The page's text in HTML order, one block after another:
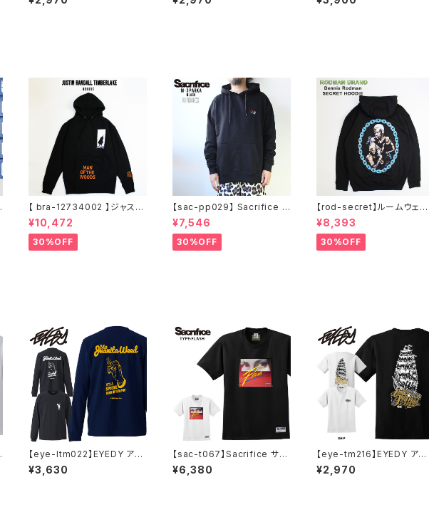
ーブTシャツ 大きいサイズ W
リーブTシャツ 大きいサイズ
ワットイットイズント) アートバ
【 bra-12734002 】ジャステ
ィンティンバーレイク Justin
Randall Timberlake MAN
OF THE WOODS パーカー
フーディー アーティスト スウ
¥10,472
30%OFF
【sac-pp029】 Sacrifice サ
クリファイス 大きいサイズ メ
ンズ ユニセックス スウェット
パーカー 窓グラフィック 長袖
M L XL XXL 2L 大きめ 長袖
¥7,546
30%OFF
【rod-secret】ルームウェア
フーディー アーティスト バン
ド アウトドア RODMAN BRA
ND ロッドマンブランド Denn
is Rodman RODAMAN SE
¥8,393
30%OFF
【eye-ltm022】EYEDY アイ
ディー 大きいサイズ メンズ ロ
ングtシャツ ロンt ワニータウ
¥3,630
【sac-t067】Sacrifice サク
リファイス TYPE FLASH 大
きいサイズ メンズ Tシャツ 半
¥6,380
【eye-tm216】EYEDY アイ
ディー メンズ SHIP 半袖 tシ
ャツ ブランド 大きいサイズ T
¥2,970